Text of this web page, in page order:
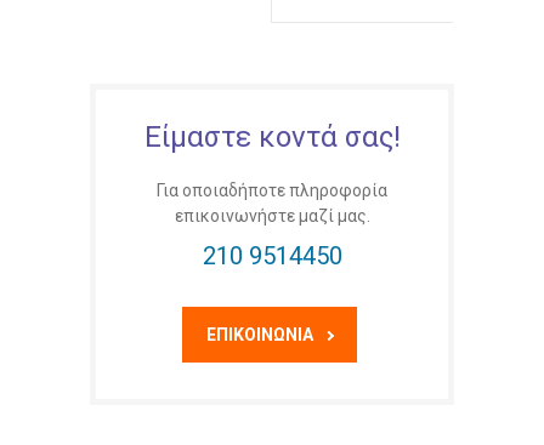
ψυχολόγο Δρ
Ντόρα
Είμαστε κοντά σας!
Για οποιαδήποτε πληροφορία
επικοινωνήστε μαζί μας.
210 9514450
ΕΠΙΚΟΙΝΩΝΊΑ